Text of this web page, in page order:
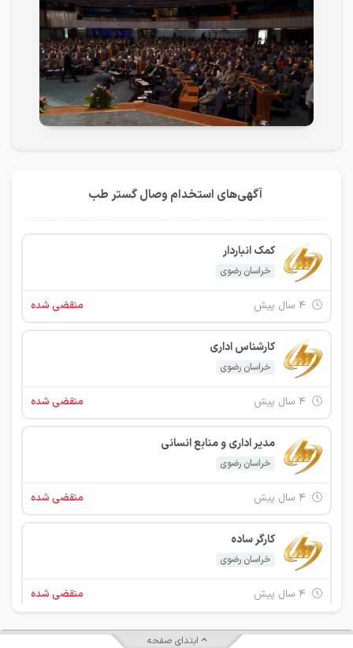
آگهی‌های استخدام وصال گستر طب
کمک انباردار
خراسان رضوی
منقضی شده
کارشناس اداری
خراسان رضوی
منقضی شده
مدیر اداری و منابع انسانی
خراسان رضوی
منقضی شده
کارگر ساده
خراسان رضوی
منقضی شده
کارپرداز مالی ابتدای صفحه